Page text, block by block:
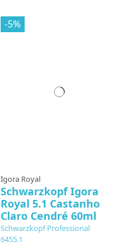
-5%
Igora Royal
Schwarzkopf Igora
Royal 5.1 Castanho
Claro Cendré 60ml
Schwarzkopf Professional
6455.1